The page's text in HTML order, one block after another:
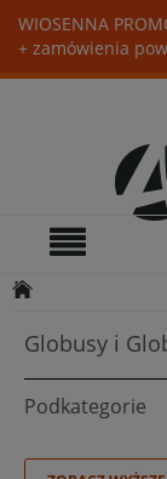
WIOSENNA
+ zamówienia
Globusy i
Podkategorie